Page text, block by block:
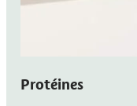
Protéines